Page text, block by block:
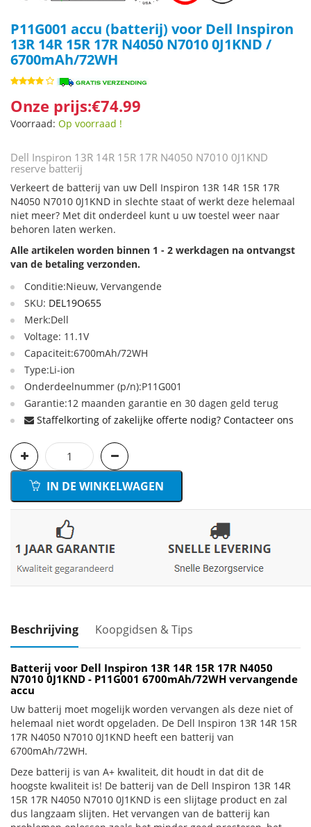
P11G001 accu (batterij) voor Dell Inspiron
13R 14R 15R 17R N4050 N7010 0J1KND /
6700mAh/72WH
Onze prijs:€74.99
Voorraad: Op voorraad !
Dell Inspiron 13R 14R 15R 17R N4050 N7010 0J1KND
reserve batterij
Verkeert de batterij van uw Dell Inspiron 13R 14R 15R 17R
N4050 N7010 0J1KND in slechte staat of werkt deze helemaal
niet meer? Met dit onderdeel kunt u uw toestel weer naar
behoren laten werken.
Alle artikelen worden binnen 1 - 2 werkdagen na ontvangst
van de betaling verzonden.
Conditie:Nieuw, Vervangende
SKU: DEL19O655
Merk:Dell
Voltage: 11.1V
Capaciteit:6700mAh/72WH
Type:Li-ion
Onderdeelnummer (p/n):P11G001
Garantie:12 maanden garantie en 30 dagen geld terug
Staffelkorting of zakelijke offerte nodig? Contacteer ons
IN DE WINKELWAGEN
Beschrijving Koopgidsen & Tips
Batterij voor Dell Inspiron 13R 14R 15R 17R N4050
N7010 0J1KND - P11G001 6700mAh/72WH vervangende
accu
Uw batterij moet mogelijk worden vervangen als deze niet of
helemaal niet wordt opgeladen. De Dell Inspiron 13R 14R 15R
17R N4050 N7010 0J1KND heeft een batterij van
6700mAh/72WH.
Deze batterij is van A+ kwaliteit, dit houdt in dat dit de
hoogste kwaliteit is! De batterij van de Dell Inspiron 13R 14R
15R 17R N4050 N7010 0J1KND is een slijtage product en zal
dus langzaam slijten. Het vervangen van de batterij kan